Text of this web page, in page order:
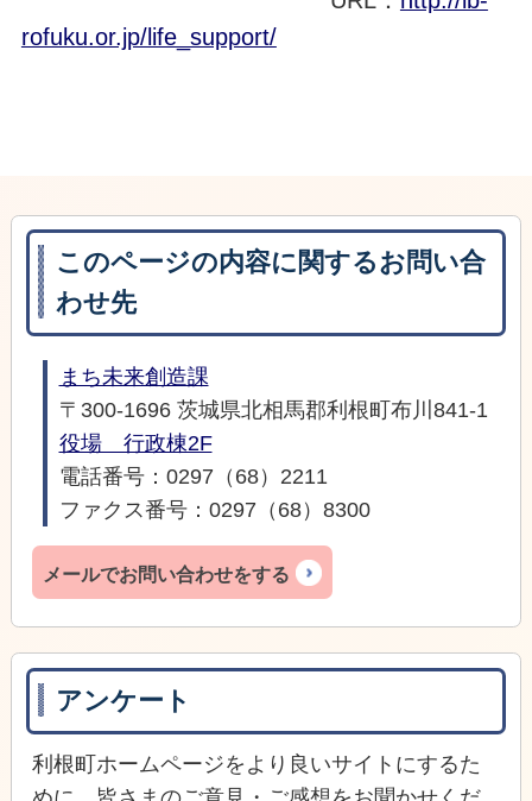
rofuku.or.jp/life_support/
このページの内容に関するお問い合
わせ先
まち未来創造課
〒300-1696 茨城県北相馬郡利根町布川841-1
役場 行政棟2F
電話番号：0297（68）2211
ファクス番号：0297（68）8300
メールでお問い合わせをする
アンケート
利根町ホームページをより良いサイトにするた